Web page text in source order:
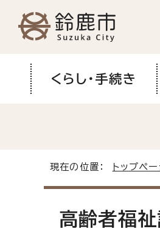
くらし・手続き
現在の位置： トップペー
高齢者福祉